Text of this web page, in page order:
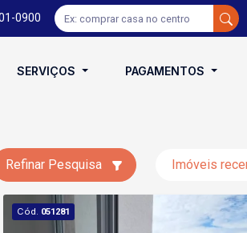
0900
SERVIÇOS PAGAMENTOS
Refinar Pesquisa
Cód. 051281